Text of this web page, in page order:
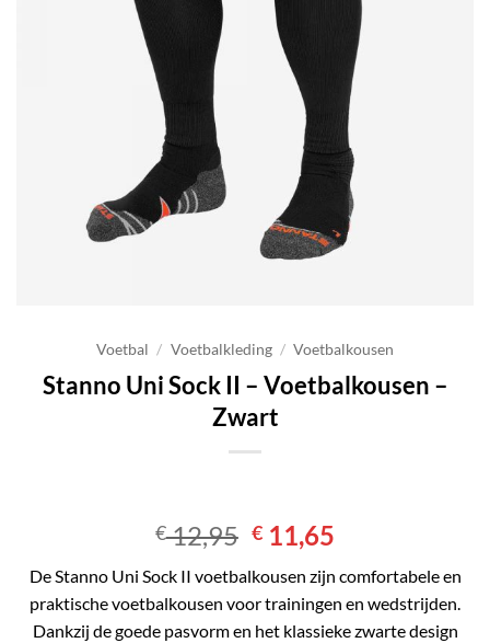
Voetbal / Voetbalkleding / Voetbalkousen
Stanno Uni Sock II – Voetbalkousen –
Zwart
€12,95 Oorspronkelijke
prijs
was:
€ 12,95.
€ 11,65
is:
€ 11,65.
DeStannoUni Sock II voetbalkousen zijn comfortabele en
praktische voetbalkousen voor trainingen en wedstrijden.
Dankzij de goede pasvorm en het klassieke zwarte design